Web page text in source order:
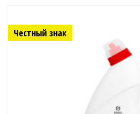
Честный знак